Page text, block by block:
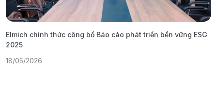
Elmich chính thức công bố Báo cáo phát triển bền vững ESG
2025
18/05/2026